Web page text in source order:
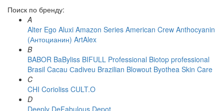
Поиск по бренду:
A
Alter Ego Aluxi Amazon Series American Crew Anthocyanin
(Антоцианин) ArtAlex
B
BABOR BaByliss BIFULL Professional Biotop professional
Brasil Cacau Сadiveu Brazilian Blowout Byothea Skin Care
C
CHI Corioliss CULT.O
D
Deeply DeFabulous Depot